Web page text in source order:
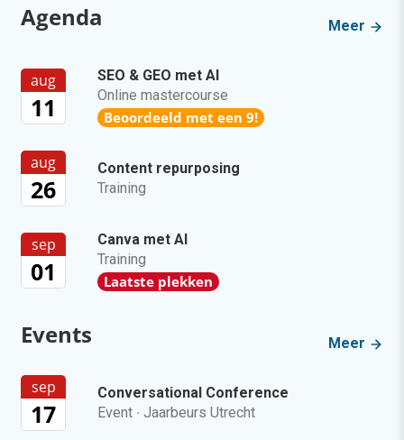
Agenda Meer
aug
11
SEO & GEO met AI
Online mastercourse
Beoordeeld met een 9!
aug
26
Content repurposing
Training
sep
01
Canva met AI
Training
Laatste plekken
Events Meer
sep
17
Conversational Conference
Event · Jaarbeurs Utrecht